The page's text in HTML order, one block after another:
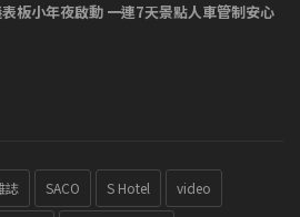
板小年夜啟動 一連7天景點人車管制安心
誌 SACO S Hotel video